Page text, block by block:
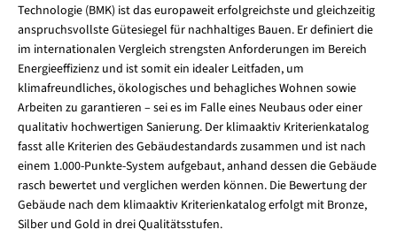
Technologie (BMK) ist das europaweit erfolgreichste und gleichzeitig
anspruchsvollste Gütesiegel für nachhaltiges Bauen. Er definiert die
im internationalen Vergleich strengsten Anforderungen im Bereich
Energieeffizienz und ist somit ein idealer Leitfaden, um
klimafreundliches, ökologisches und behagliches Wohnen sowie
Arbeiten zu garantieren – sei es im Falle eines Neubaus oder einer
qualitativ hochwertigen Sanierung. Der klimaaktiv Kriterienkatalog
fasst alle Kriterien des Gebäudestandards zusammen und ist nach
einem 1.000-Punkte-System aufgebaut, anhand dessen die Gebäude
rasch bewertet und verglichen werden können. Die Bewertung der
Gebäude nach dem klimaaktiv Kriterienkatalog erfolgt mit Bronze,
Silber und Gold in drei Qualitätsstufen.